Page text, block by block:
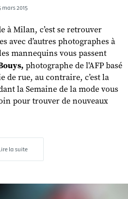
mars 2015
à Milan, c’est se retrouver
avec d’autres photographes à
mannequins vous passent
photographe de l'AFP basé
de rue, au contraire, c’est la
la Semaine de la mode vous
pour trouver de nouveaux
la suite